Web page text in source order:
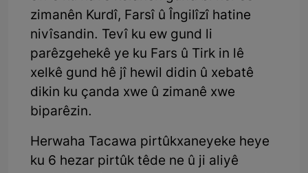
zimanên Kurdî, Farsî û Îngilîzî hatine
nivîsandin. Tevî ku ew gund li
parêzgehekê ye ku Fars û Tirk in lê
xelkê gund hê jî hewil didin û xebatê
dikin ku çanda xwe û zimanê xwe
biparêzin.
Herwaha Tacawa pirtûkxaneyeke heye
ku 6 hezar pirtûk têde ne û ji aliyê